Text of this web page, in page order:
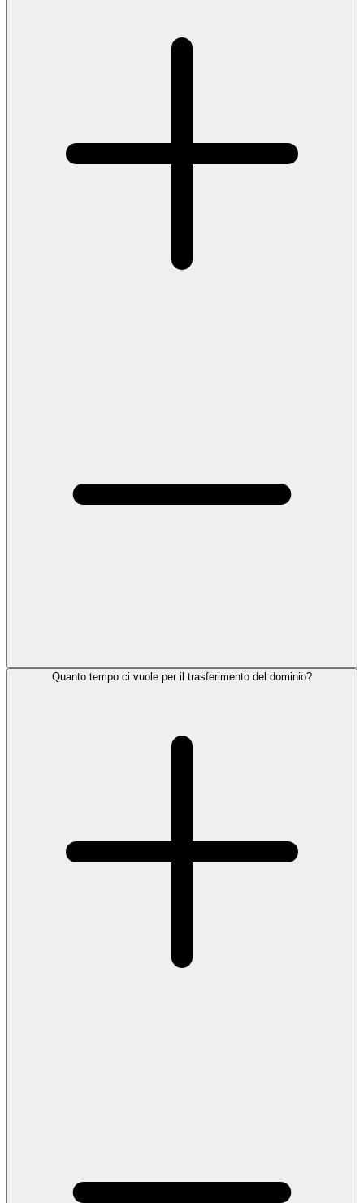
Quanto tempo ci vuole per il trasferimento del dominio?